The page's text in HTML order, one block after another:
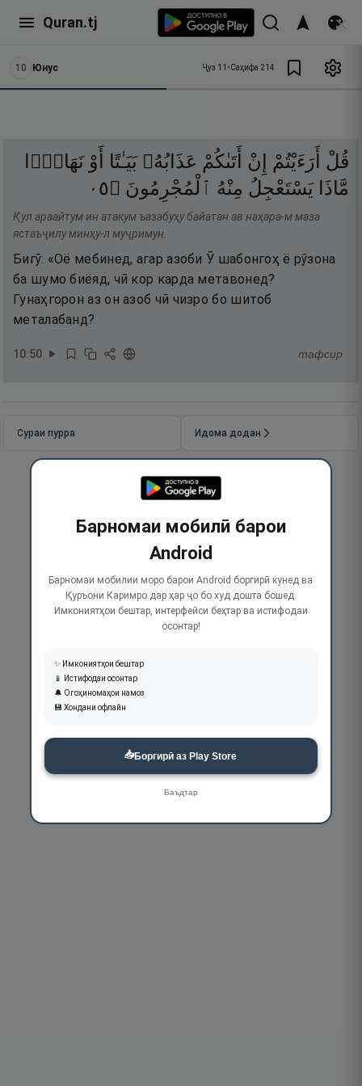
Quran.tj
10 Юнус Ҷуз 11 •Саҳифа 214
قُلْ أَرَءَيْتُمْ إِنْ أَتَىٰكُمْ عَذَابُهُۥ بَيَـٰتًا أَوْ نَهَارًۭا
مَّاذَا يَسْتَعْجِلُ مِنْهُ ٱلْمُجْرِمُونَ ۝٥٠
Қул араайтум ин атакум ъазабуҳу байатан ав наҳара-м маза
ястаъҷилу минҳу-л муҷримун.
Бигӯ: «Оё мебинед, агар азоби Ӯ шабонгоҳ ё рӯзона
ба шумо биёяд, чӣ кор карда метавонед?
Гунаҳгорон аз он азоб чӣ чизро бо шитоб
металабанд?
10:50 тафсир
Сураи пурра Идома додан
Барномаи мобилӣ барои
Android
Барномаи мобилии моро барои Android боргирӣ кунед ва
Қуръони Каримро дар ҳар ҷо бо худ дошта бошед.
Имкониятҳои бештар, интерфейси беҳтар ва истифодаи
осонтар!
✨ Имкониятҳои бештар
📱 Истифодаи осонтар
🔔 Огоҳиномаҳои намоз
💾 Хондани офлайн
📥Боргирӣ аз Play Store
Баъдтар